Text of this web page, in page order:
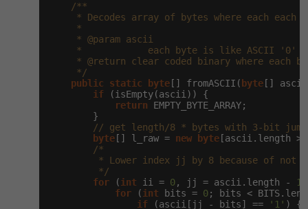
/**
* Decodes array of bytes where each each
     *
     * @param ascii
*            each byte is like ASCII '0'
* @return clear coded binary where each
     */
public
static byte [] fromASCII( byte []
if (isEmpty(ascii)) {
return EMPTY_BYTE_ARRAY;
        }
// get length/8 * bytes with 3-bit
byte [] l_raw = new byte [ascii.length
/*
* Lower index jj by 8 because of not
         */
for (int ii = 0, jj = ascii.length - 1
for (int bits = 0; bits <
if (ascii[jj - bits] == '1' ) {